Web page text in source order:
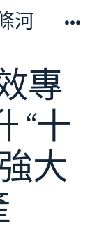
河
專
“十
大